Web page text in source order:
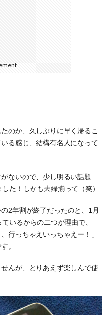
のか、久しぶりに早く帰るこ
る感じ、結構有名人になって
ないので、少し明るい話題
た！しかも夫婦揃って（笑）
2年割が終了だったのと、1月
いるからの二つが理由で、
行っちゃえいっちゃえー！」
。
んが、とりあえず楽しんで使